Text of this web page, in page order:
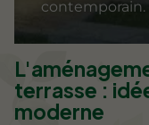
contemporain.
terrasse :
moderne